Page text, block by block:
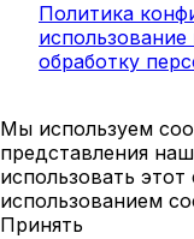
Политика
обработку
Мы используем
представления
использовать
использованием
Принять